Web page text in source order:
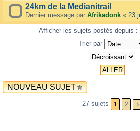
24km de la Medianitrail
Dernier message par Afrikadonk « 23
Afficher les sujets postés depuis :
Trier par
NOUVEAU SUJET
27 sujets 1 2